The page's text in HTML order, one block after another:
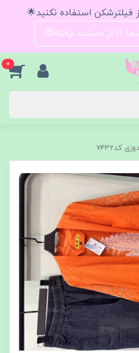
فیلترشکن استفاده نکنید🌟
تا از دستت نرفته😍
0
کد۷۴۳۲